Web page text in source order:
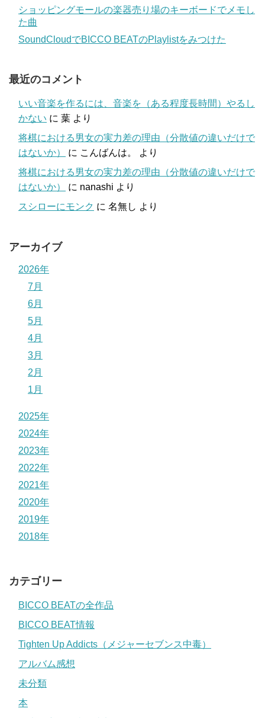
ショッピングモールの楽器売り場のキーボードでメモし
た曲
SoundCloudでBICCO BEATのPlaylistをみつけた
最近のコメント
いい音楽を作るには、音楽を（ある程度長時間）やるし
かない に 葉 より
将棋における男女の実力差の理由（分散値の違いだけで
はないか）
に こんばんは。
より
将棋における男女の実力差の理由（分散値の違いだけで
はないか）
に nanashi より
スシローにモンク に 名無し より
アーカイブ
2026年
7月
6月
5月
4月
3月
2月
1月
2025年
2024年
2023年
2022年
2021年
2020年
2019年
2018年
カテゴリー
BICCO BEATの全作品
BICCO BEAT情報
Tighten Up Addicts（メジャーセブンス中毒）
アルバム感想
未分類
本